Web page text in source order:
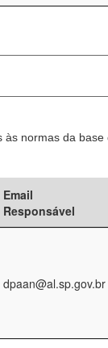
às normas da base
Email
Responsável
dpaan@al.sp.gov.br